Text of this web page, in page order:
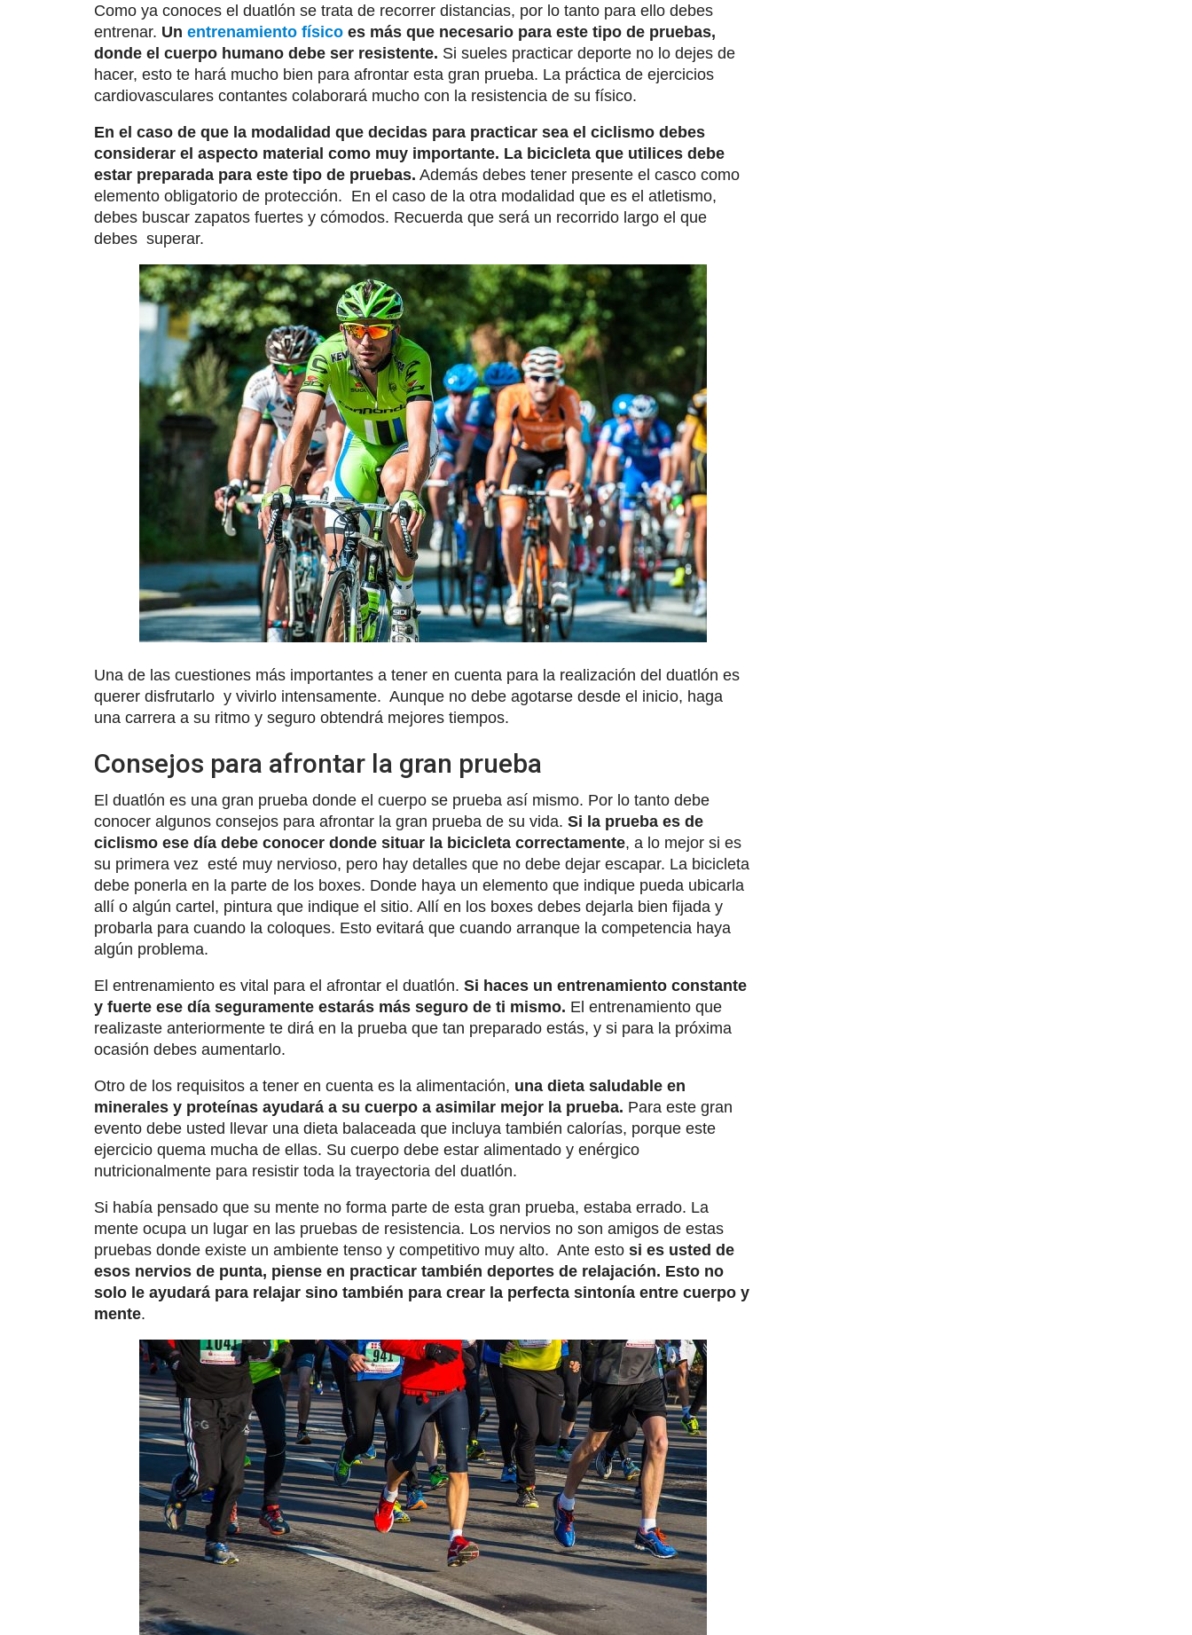
Como ya conoces el duatlón se trata de recorrer distancias, por lo tanto para ello debes
entrenar. Un entrenamiento físico es más que necesario para este tipo de pruebas,
donde el cuerpo humano debe ser resistente. Si sueles practicar deporte no lo dejes de
hacer, esto te hará mucho bien para afrontar esta gran prueba. La práctica de ejercicios
cardiovasculares contantes colaborará mucho con la resistencia de su físico.
En el caso de que la modalidad que decidas para practicar sea el ciclismo debes
considerar el aspecto material como muy importante. La bicicleta que utilices debe
estar preparada para este tipo de pruebas. Además debes tener presente el casco como
elemento obligatorio de protección. En el caso de la otra modalidad que es el atletismo,
debes buscar zapatos fuertes y cómodos. Recuerda que será un recorrido largo el que
debes superar.
Una de las cuestiones más importantes a tener en cuenta para la realización del duatlón es
querer disfrutarlo y vivirlo intensamente. Aunque no debe agotarse desde el inicio, haga
una carrera a su ritmo y seguro obtendrá mejores tiempos.
Consejos para afrontar la gran prueba
El duatlón es una gran prueba donde el cuerpo se prueba así mismo. Por lo tanto debe
conocer algunos consejos para afrontar la gran prueba de su vida. Si la prueba es de
ciclismo ese día debe conocer donde situar la bicicleta correctamente, a lo mejor si es
su primera vez esté muy nervioso, pero hay detalles que no debe dejar escapar. La bicicleta
debe ponerla en la parte de los boxes. Donde haya un elemento que indique pueda ubicarla
allí o algún cartel, pintura que indique el sitio. Allí en los boxes debes dejarla bien fijada y
probarla para cuando la coloques. Esto evitará que cuando arranque la competencia haya
algún problema.
El entrenamiento es vital para el afrontar el duatlón. Si haces un entrenamiento constante
y fuerte ese día seguramente estarás más seguro de ti mismo. El entrenamiento que
realizaste anteriormente te dirá en la prueba que tan preparado estás, y si para la próxima
ocasión debes aumentarlo.
Otro de los requisitos a tener en cuenta es la alimentación, una dieta saludable en
minerales y proteínas ayudará a su cuerpo a asimilar mejor la prueba. Para este gran
evento debe usted llevar una dieta balaceada que incluya también calorías, porque este
ejercicio quema mucha de ellas. Su cuerpo debe estar alimentado y enérgico
nutricionalmente para resistir toda la trayectoria del duatlón.
Si había pensado que su mente no forma parte de esta gran prueba, estaba errado. La
mente ocupa un lugar en las pruebas de resistencia. Los nervios no son amigos de estas
pruebas donde existe un ambiente tenso y competitivo muy alto. Ante esto si es usted de
esos nervios de punta, piense en practicar también deportes de relajación. Esto no
solo le ayudará para relajar sino también para crear la perfecta sintonía entre cuerpo y
mente.